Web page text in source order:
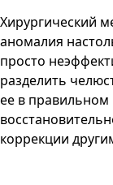
Хирургический
аномалия
просто
разделить
ее в
коррекции